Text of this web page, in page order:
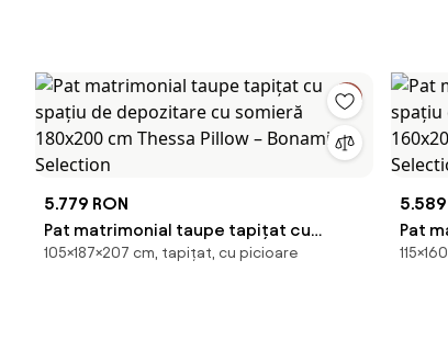
5.779 RON
Pat matrimonial taupe tapițat cu
spațiu de depozitare cu somieră
105×187×207 cm, tapițat, cu picioare
5.589
Pat